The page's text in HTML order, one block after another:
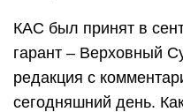
КАС был принят в
гарант – Верховный
редакция с
сегодняшний день.